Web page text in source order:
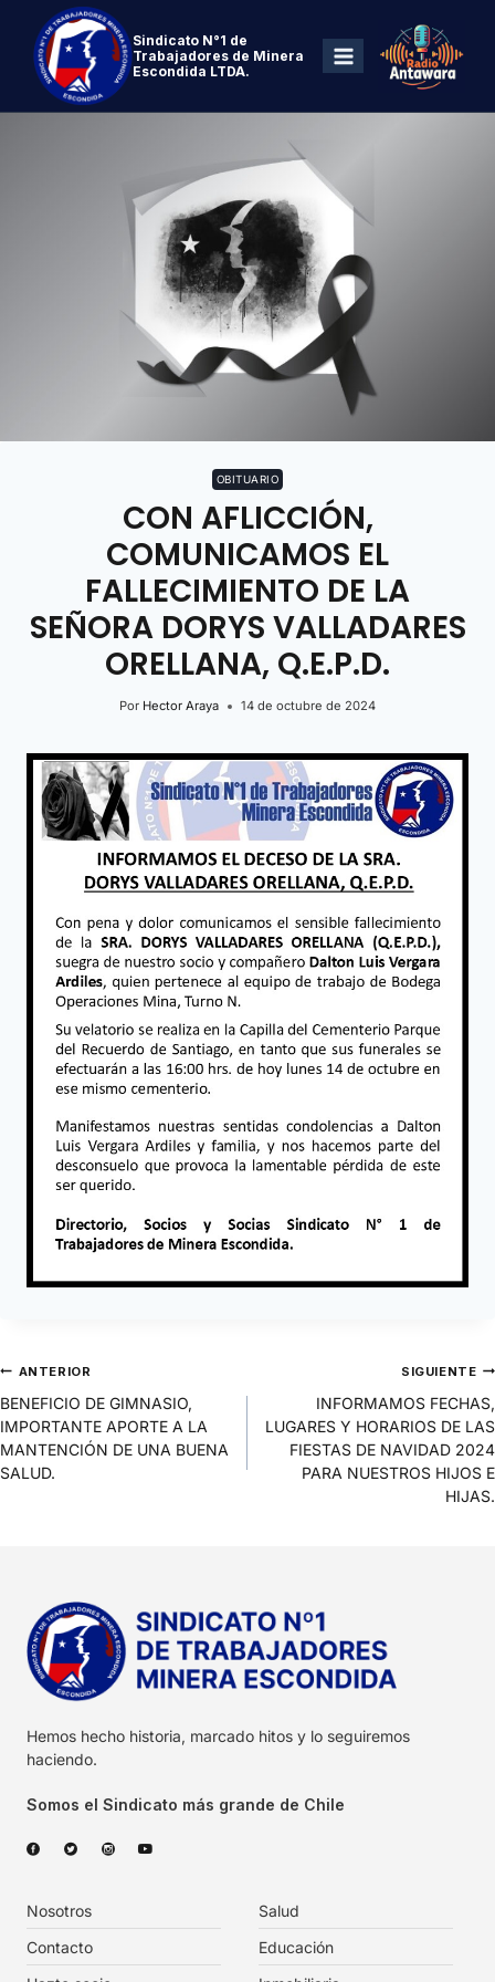
Sindicato N°1 de
Trabajadores de Minera
Escondida LTDA.
OBITUARIO
CON AFLICCIÓN,
COMUNICAMOS EL
FALLECIMIENTO DE LA
SEÑORA DORYS VALLADARES
ORELLANA, Q.E.P.D.
Por Hector Araya 14 de octubre de 2024
ANTERIOR
BENEFICIO DE GIMNASIO,
IMPORTANTE APORTE A LA
MANTENCIÓN DE UNA BUENA
SALUD.
SIGUIENTE
INFORMAMOS FECHAS,
LUGARES Y HORARIOS DE LAS
FIESTAS DE NAVIDAD 2024
PARA NUESTROS HIJOS E
HIJAS.
Hemos hecho historia, marcado hitos y lo seguiremos
haciendo.
Somos el Sindicato más grande de Chile
Nosotros
Contacto
Salud
Educación